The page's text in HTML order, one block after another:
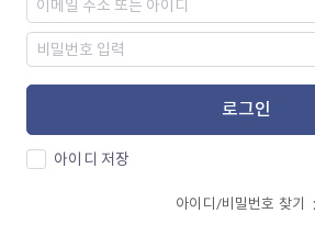
로그인
아이디 저장
아이디/비밀번호 찾기